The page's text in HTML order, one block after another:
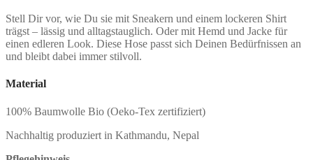
Stell Dir vor, wie Du sie mit Sneakern und einem lockeren Shirt
trägst – lässig und alltagstauglich. Oder mit Hemd und Jacke für
einen edleren Look. Diese Hose passt sich Deinen Bedürfnissen an
und bleibt dabei immer stilvoll.
Material
100% Baumwolle Bio (Oeko-Tex zertifiziert)
Nachhaltig produziert in Kathmandu, Nepal